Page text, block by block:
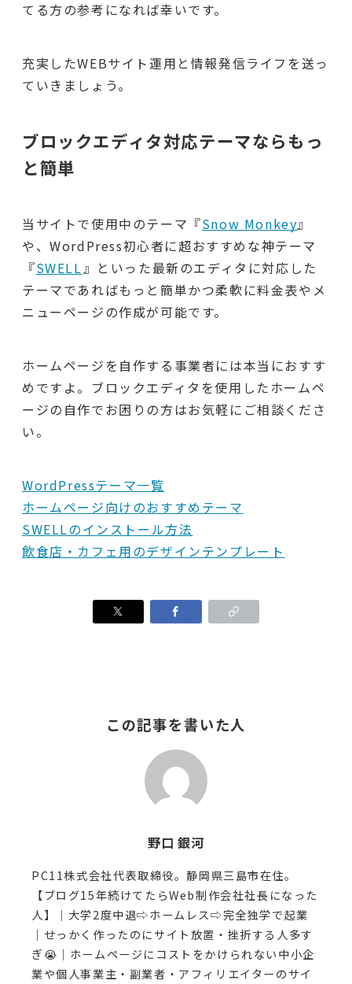
てる方の参考になれば幸いです。
充実したWEBサイト運用と情報発信ライフを送っ
ていきましょう。
ブロックエディタ対応テーマならもっ
と簡単
当サイトで使用中のテーマ『Snow Monkey』
や、WordPress初心者に超おすすめな神テーマ
『SWELL 』といった最新のエディタに対応した
テーマであればもっと簡単かつ柔軟に料金表やメ
ニューページの作成が可能です。
ホームページを自作する事業者には本当におすす
めですよ。ブロックエディタを使用したホームペ
ージの自作でお困りの方はお気軽にご相談くださ
い。
WordPressテーマ一覧
ホームページ向けのおすすめテーマ
SWELLのインストール方法
飲食店・カフェ用のデザインテンプレート
この記事を書いた人
野口 銀河
PC11株式会社代表取締役。静岡県三島市在住。
【ブログ15年続けてたらWeb制作会社社長になった
人】｜大学2度中退⇨ホームレス⇨完全独学で起業
｜せっかく作ったのにサイト放置・挫折する人多す
ぎ😭｜ホームページにコストをかけられない中小企
業や個人事業主・副業者・アフィリエイターのサイ